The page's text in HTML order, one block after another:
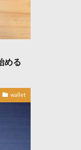
める
wallet